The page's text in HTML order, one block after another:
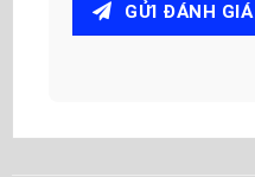
GỬI ĐÁNH GIÁ